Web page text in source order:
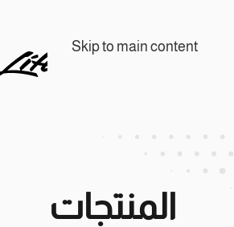
Skip to main content
المنتجات